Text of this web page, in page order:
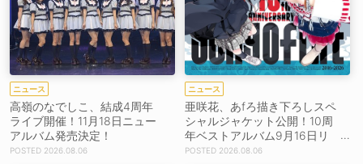
ニュース
高嶺のなでしこ、結成4周年
ライブ開催！11月18日ニュー
アルバム発売決定！
2026.08.06
ニュース
亜咲花、あfろ描き下ろしスペ
シャルジャケット公開！10周
年ベストアルバム9月16日リ
リース！2026.08.06